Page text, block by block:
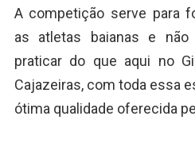
A competição serve para
as atletas baianas e
praticar do que aqui no
Cajazeiras, com toda essa
ótima qualidade oferecida